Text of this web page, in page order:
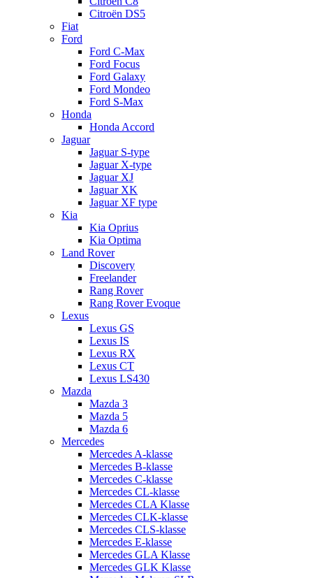
Citroën DS5
Fiat
Ford
Ford C-Max
Ford Focus
Ford Galaxy
Ford Mondeo
Ford S-Max
Honda
Honda Accord
Jaguar
Jaguar S-type
Jaguar X-type
Jaguar XJ
Jaguar XK
Jaguar XF type
Kia
Kia Oprius
Kia Optima
Land Rover
Discovery
Freelander
Rang Rover
Rang Rover Evoque
Lexus
Lexus GS
Lexus IS
Lexus RX
Lexus CT
Lexus LS430
Mazda
Mazda 3
Mazda 5
Mazda 6
Mercedes
Mercedes A-klasse
Mercedes B-klasse
Mercedes C-klasse
Mercedes CL-klasse
Mercedes CLA Klasse
Mercedes CLK-klasse
Mercedes CLS-klasse
Mercedes E-klasse
Mercedes GLA Klasse
Mercedes GLK Klasse